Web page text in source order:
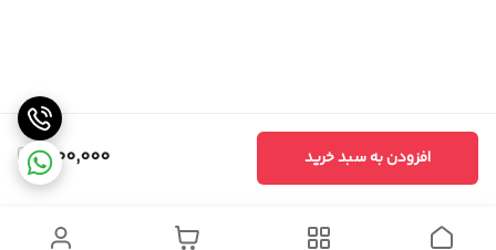
1,100,000 افزودن به سبد خرید